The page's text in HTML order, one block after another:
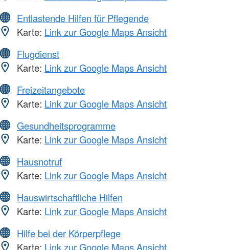
Entlastende Hilfen für Pflegende
Karte: Link zur Google Maps Ansicht
Flugdienst
Karte: Link zur Google Maps Ansicht
Freizeitangebote
Karte: Link zur Google Maps Ansicht
Gesundheitsprogramme
Karte: Link zur Google Maps Ansicht
Hausnotruf
Karte: Link zur Google Maps Ansicht
Hauswirtschaftliche Hilfen
Karte: Link zur Google Maps Ansicht
Hilfe bei der Körperpflege
Karte: Link zur Google Maps Ansicht